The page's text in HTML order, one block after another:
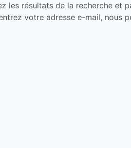
les résultats de la recherche et
votre adresse e-mail, nous